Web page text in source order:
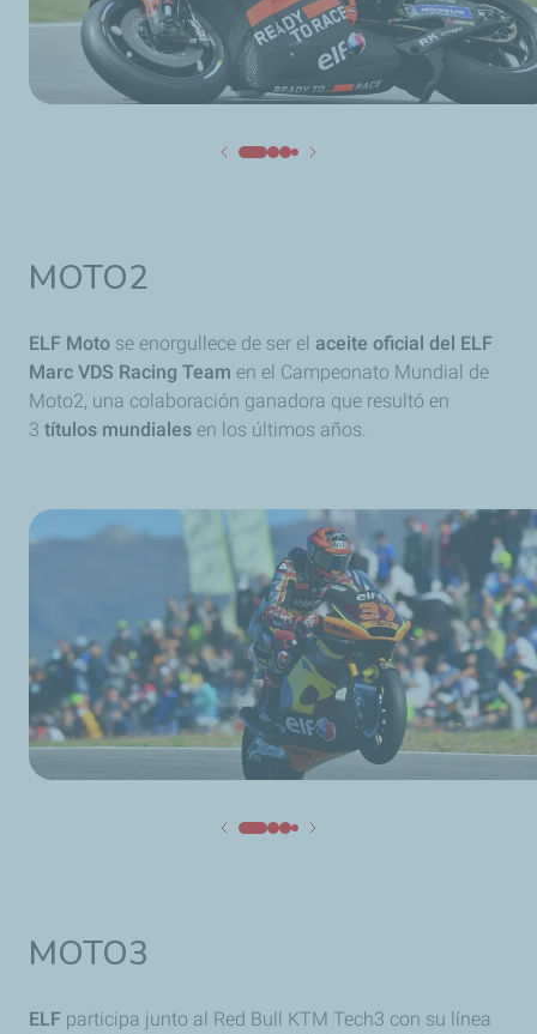
MOTO2
ELF Moto se enorgullece de ser el aceite oficial del ELF
Marc VDS Racing Team en el Campeonato Mundial de
Moto2, una colaboración ganadora que resultó en
3 títulos mundiales en los últimos años.
MOTO3
ELF participa junto al Red Bull KTM Tech3 con su línea